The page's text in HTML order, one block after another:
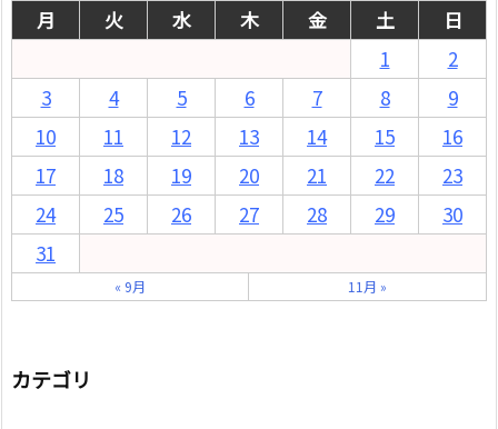
月
火 水 木 金 土
日
1
2
3
4 5 6 7 8
9
10
11 12 13 14 15
16
17
18 19 20 21 22
23
24
25 26 27 28 29
30
31
« 9月 11月 »
カテゴリ